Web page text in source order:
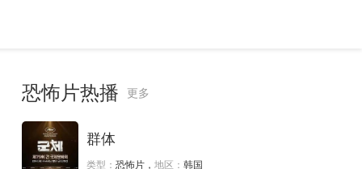
恐怖片热播 更多
群体
类型： 恐怖片， 地区： 韩国